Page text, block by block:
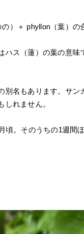
）＋ phyllon（葉）の
ス（蓮）の葉の意味
名もあります。サン
れません。
頃。そのうちの1週間